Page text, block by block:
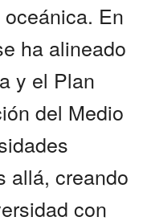
En
ha alineado
y el Plan
del Medio
allá, creando
con